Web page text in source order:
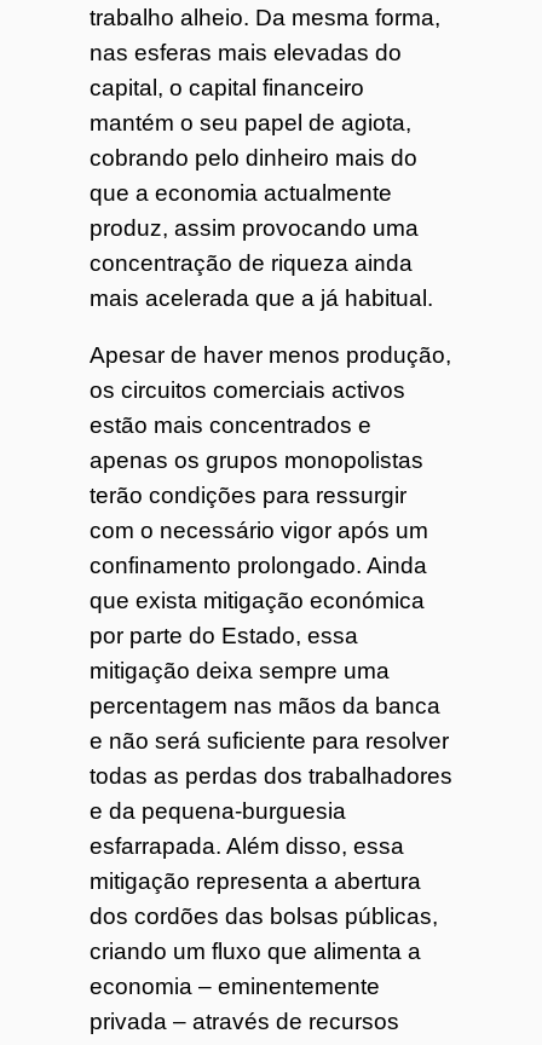
trabalho alheio. Da mesma forma,
nas esferas mais elevadas do
capital, o capital financeiro
mantém o seu papel de agiota,
cobrando pelo dinheiro mais do
que a economia actualmente
produz, assim provocando uma
concentração de riqueza ainda
mais acelerada que a já habitual.
Apesar de haver menos produção,
os circuitos comerciais activos
estão mais concentrados e
apenas os grupos monopolistas
terão condições para ressurgir
com o necessário vigor após um
confinamento prolongado. Ainda
que exista mitigação económica
por parte do Estado, essa
mitigação deixa sempre uma
percentagem nas mãos da banca
e não será suficiente para resolver
todas as perdas dos trabalhadores
e da pequena-burguesia
esfarrapada. Além disso, essa
mitigação representa a abertura
dos cordões das bolsas públicas,
criando um fluxo que alimenta a
economia – eminentemente
privada – através de recursos